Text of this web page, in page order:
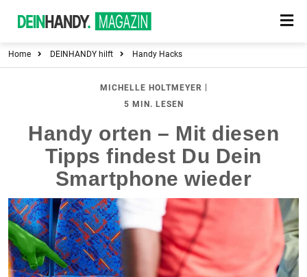
Home DEINHANDY hilft Handy Hacks
MICHELLE HOLTMEYER
5 MIN. LESEN
Handy orten – Mit diesen
Tipps findest Du Dein
Smartphone wieder